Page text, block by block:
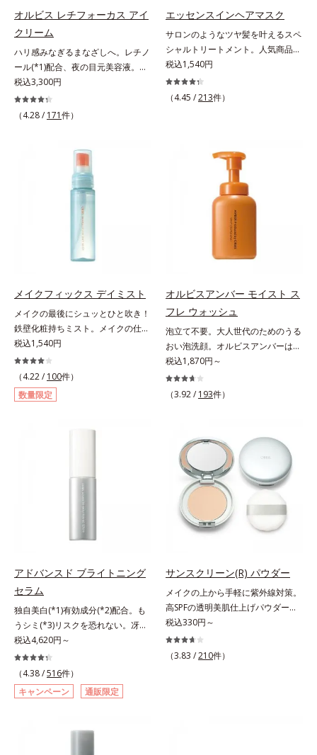
による*6 キメの乱れによる＜使用
量目安＞適量＜使用ステップ＞オル
ビス ザ クレンジング オイル ⇒
洗顔料 ⇒ 化粧水 ⇒ 保湿液
※W洗顔が必要です＜使用方法＞1.
適量（2プッシュ程度）をとり、手
くいメイクを落とす際は、乾いた手
にとり、メイクとしっかりなじませ
てください。3.メイクとなじんだ
ら、水またはぬるま湯でよく洗い流
します。4.その後、洗顔料で洗顔し
てください。各商品の詳しい情報は
商品ページをご覧ください。・
BEAUTY夏祭りは、こちら
で、"顔全体にご使用いただける設
計"。見えているシワはもちろん、
自分では気づきにくい死角のシワの
改善にも効果を発揮します。*1 メ
ラニンの生成を抑え、シミ・ソバカ
スを防ぐ*2 ナイアシンアミド（有
効成分）、水添大豆リン脂質、フィ
素地、ホホバアルコール、トリステ
アリン酸デカグリセリル（基剤）*5
角層の範囲内における自社従来品処
方との比較*6 ドクダミエキス、シ
クロヘキサンジカルボン酸ビスエト
キシジグリコール（保湿）＜使用量
目安＞パール1粒程度＜ご使用ステ
ップ＞洗顔料 ⇒ 化粧水 ⇒ ザ リン
の使用回数＞通常サイズ：約90回
（1.5ヵ月程度）ラージサイズ：約
180回（3ヵ月程度）各商品の詳し
い情報は商品ページをご覧くださ
い。・BEAUTY夏祭りは、こちら
なツヤめきのある美肌に整えます。
*1 年齢を重ねた肌*2 オルビス内BB
クリームのカバー力
オルビス レチフォーカス アイ
クリーム
ハリ感みなぎるまなざしへ。レチノ
ール(*1)配合、夜の目元美容液。オ
ルビスの目元技術を結集し、ハリ感
みなぎるまなざしへ。レチノール
(*1)配合の目元美容液です。目元悩
(*2)の2種の成分が深いうるおいを
与え、湧き上がるようなハリ感を呼
び覚まします。ハリ膜がのび広が
り、肌表面にピン！としたハリ感を
与え、さらに疑似セラミド(*3)が角
層の隙間に浸透(*4)。夜のスキンケ
アの最後にプラスすることで乾燥に
よる小ジワを目立たなくし、ハリ感
チノール配合＝保湿成分*2 パルミ
成分*3 ラウロイルグルタミン酸ジ
（フィトステリル/オクチルドデシ
ル）配合＝保湿成分*4 角層まで
税込3,300円
（4.28 / 171件）
エッセンスインヘアマスク
サロンのようなツヤ髪を叶えるスペ
シャルトリートメント。人気商品
「エッセンスインヘアミルク」と同
じシリーズの、お風呂で美しいツヤ
髪を叶えるスペシャルヘアマスクで
らに毛髪保護成分がダメージを受け
ている部位に吸着して、キューティ
クル表面をリペア。髪の内外にアプ
ローチして、乾燥などの外的刺激か
ら守り抜き、ダメージ(*2)を立て直
し(*3)ます。お風呂でシャンプー後
に適量を髪になじませ、置き時間は
0秒。なじませてすぐに洗い流す手
る、まるでサロン帰りのようなうる
おうツヤ髪を叶えます。*1 毛髪補
修成分（イソステアリン酸、イソス
テアロイル加水分解コラーゲン、イ
ソステアロイル加水分解シルク、ス
フィンゴ糖脂質、トコフェロール、
グリセリン、糖脂質、BG、イソス
テアリン酸、イソステアロイル加水
質、トコフェロール、グリセリン、
ヒアルロン酸ヒドロキシプロピルト
リモニウム、フェノキシエタノー
ル）*2 髪の乾燥、乾燥によるパサ
つき*3 毛髪にうるおい、ハリを与
えること
税込1,540円
（4.45 /213件）
メイクフィックス デイミスト
メイクの最後にシュッとひと吹き！
鉄壁化粧持ちミスト。メイクの仕上
げにシュッとひと吹き。肌とメイク
の密着感をピタッと高め、メイクく
ずれを防ぎ、化粧持ちをアップさせ
るミストタイプの化粧水です。くず
れ防止成分(*1)を含む層と美容成分
振って混ぜると、美容成分がくずれ
汗・水・皮脂をはじきながら、美容
成分がうるおいをキープ。Wの機能
でメイクをくずさずガードします。
さらに保湿成分配合でうるおい感が
続き、エアコンなどによる乾燥も防
イ酸、ジメチコン配合＝汗や水、皮
脂をはじき、メイクくずれを防ぐ成
分*2 オリーブ葉エキス、ゴレンシ
葉エキス、加水分解ヒアルロン酸、
異性化糖配合＝保湿成分【ご使用方
法】2層タイプなので、必ず容器を
よく振ってからお使いください。メ
イクの仕上げに、顔から20cm程度
離し、目と口を閉じて、顔全体に適
量吹きかけてください。（5～6プッ
触れずに乾くまでそのままお待ちく
税込1,540円
（4.22 / 100件）
数量限定
オルビスアンバー モイスト ス
フレ ウォッシュ
泡立て不要。大人世代のためのうる
おい泡洗顔。オルビスアンバーは、
いつも⾃然体で美しくありたいと願
う⼤⼈世代に寄り添うブランドで
す。年齢印象研究に基づいた肌サイ
軽なお手入れで賢いケアを。ライフ
スタイルになじむ、若々しい印象(*)
作りのサポートをします。* 肌にハ
リを与え若々しい印象
税込1,870円～
（3.92 / 193件）
アドバンスド ブライトニング
セラム
独自美白(*1)有効成分(*2)配合。も
うシミ(*3)リスクを恐れない。冴え
わたる透明美肌(*4)へ。先端肌科学
が導く、透明感あふれる輝き(*4)
へ。今の自分の肌も未来の肌もあき
らめない、自分史上最高の冴えわた
る透明美肌(*4)を目指すには、美肌
ミを予防するお手入れを続けること
税込4,620円～
（4.38 /516件）
キャンペーン
通販限定
サンスクリーン(R) パウダー
メイクの上から手軽に紫外線対策。
高SPFの透明美肌仕上げパウダー。
メイクの上から手を汚さずに紫外線
対策ができるUVカットパウダーで
す。“素肌のようななめらかな軽
税込330円～
（3.83 /210件）